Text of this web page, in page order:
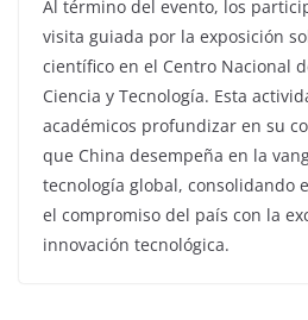
Al término del evento, los
visita guiada por la exposición
científico en el Centro Nacional
Ciencia y Tecnología. Esta
académicos profundizar en su
que China desempeña en la
tecnología global, consolidando
el compromiso del país con la
innovación tecnológica.